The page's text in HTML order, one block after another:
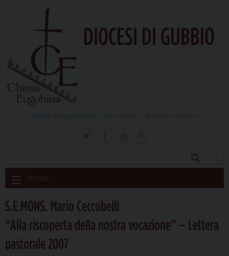
DIOCESI DI GUBBIO
Skip
to
Home
S.E.MONS. Mario Ceccobelli
“Alla riscoperta della nostra vocazione” – Lettera
pastorale 2007